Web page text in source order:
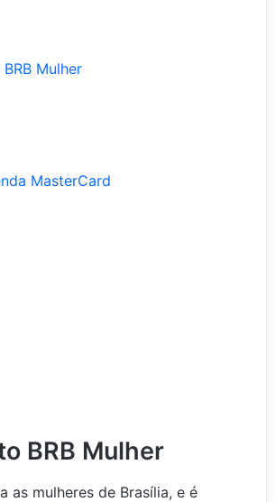
Mulher
MasterCard
BRB Mulher
mulheres de Brasília, e é